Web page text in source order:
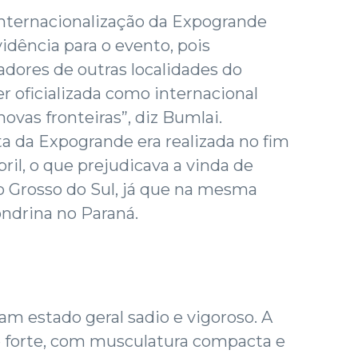
da Expogrande
para o evento, pois
de outras localidades do
oficializada como internacional
fronteiras”, diz Bumlai.
da Expogrande era realizada no fim
o que prejudicava a vinda de
do Sul, já que na mesma
no Paraná.
estado geral sadio e vigoroso. A
forte, com musculatura compacta e